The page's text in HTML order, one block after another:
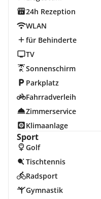
24h Rezeption
WLAN
für Behinderte
TV
Sonnenschirm
Parkplatz
Fahrradverleih
Zimmerservice
Klimaanlage
Sport
Golf
Tischtennis
Radsport
Gymnastik